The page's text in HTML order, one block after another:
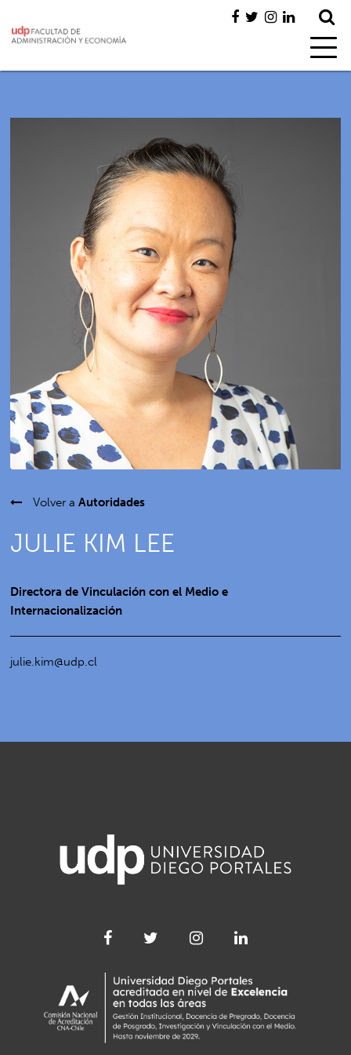
Volver aAutoridades
JULIE KIM LEE
Directora de Vinculación con el Medio e
Internacionalización
julie.kim@udp.cl